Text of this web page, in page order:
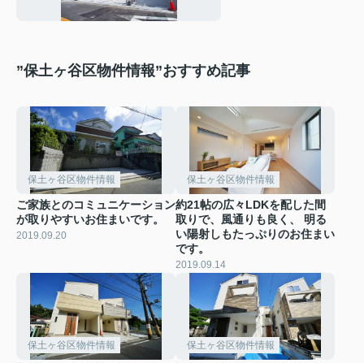
”保土ヶ谷区物件情報”おすすめ記事
保土ヶ谷区物件情報
ご家族とのコミュニケーション
が取りやすいお住まいです。
2019.09.20
保土ヶ谷区物件情報
約21帖の広々LDKを配した間
取りで、風通りも良く、 明る
い陽射しもたっぷりのお住まい
です。
2019.09.14
保土ヶ谷区物件情報 保土ヶ谷区物件情報